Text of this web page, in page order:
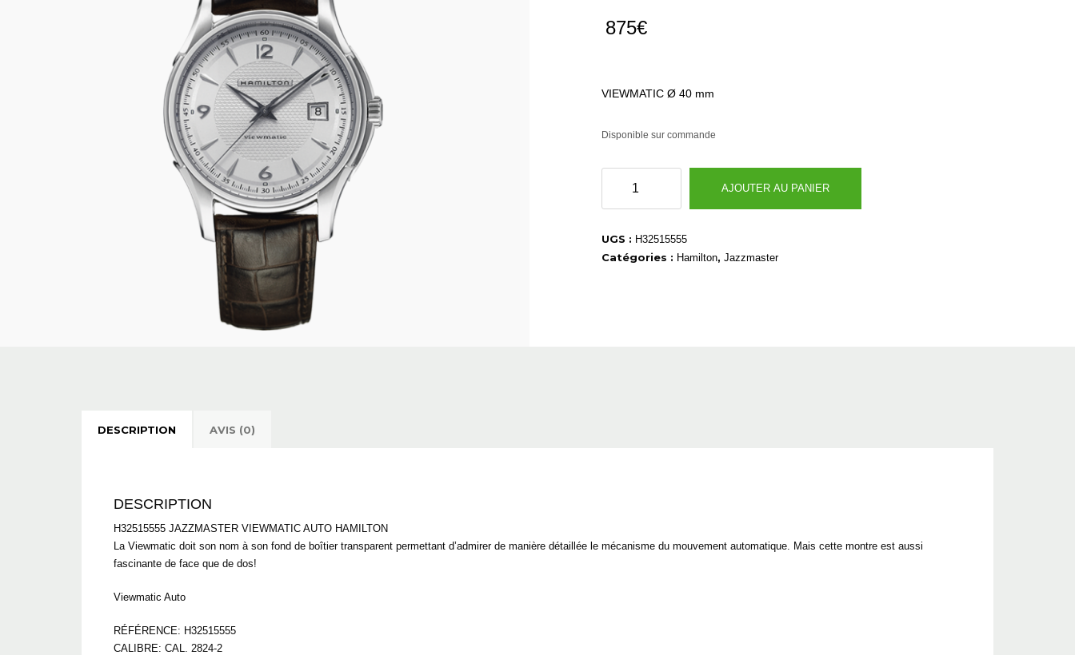
875€
VIEWMATIC Ø 40 mm
Disponible sur commande
H32515555
AJOUTER AU PANIER
UGS : H32515555
Catégories : Hamilton, Jazzmaster
DESCRIPTION AVIS (0)
DESCRIPTION
H32515555 JAZZMASTER VIEWMATIC AUTO HAMILTON
La Viewmatic doit son nom à son fond de boîtier transparent permettant d’admirer de manière détaillée le mécanisme du mouvement automatique. Mais cette montre est aussi
fascinante de face que de dos!
Viewmatic Auto
RÉFÉRENCE: H32515555
CALIBRE: CAL. 2824-2